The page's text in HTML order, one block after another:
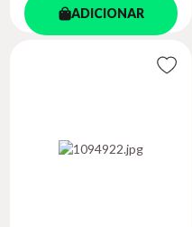
ADICIONAR